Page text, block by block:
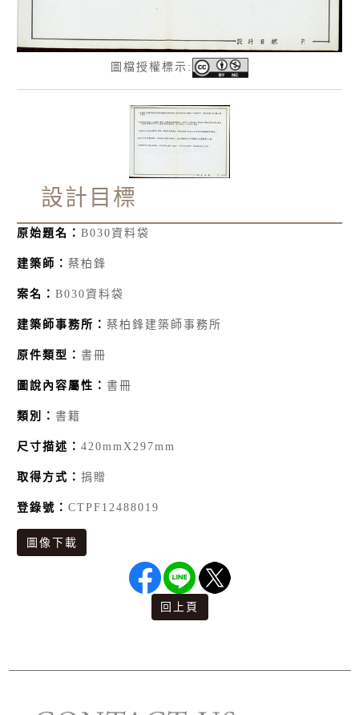
圖檔授權標示:
設計目標
原始題名： B030資料袋
建築師： 蔡柏鋒
案名： B030資料袋
建築師事務所： 蔡柏鋒建築師事務所
原件類型： 書冊
圖說內容屬性： 書冊
類別： 書籍
尺寸描述： 420mmX297mm
取得方式： 捐贈
登錄號： CTPF12488019
圖像下載
回上頁